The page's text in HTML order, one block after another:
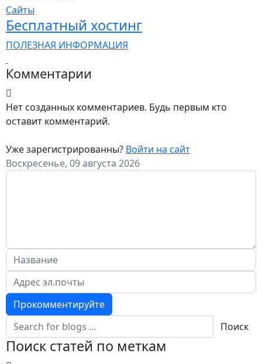
Сайты
Бесплатный хостинг
ПОЛЕЗНАЯ ИНФОРМАЦИЯ
Комментарии
Нет созданных комментариев. Будь первым кто
оставит комментарий.
Уже зарегистрированны? Войти на сайт
Воскресенье, 09 августа 2026
Прокомментируйте
Поиск
Поиск статей по меткам